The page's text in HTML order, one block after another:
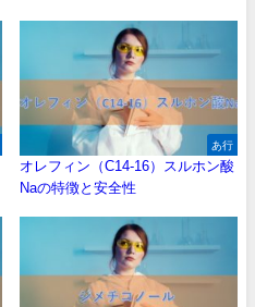
あ行
オレフィン（C14-16）スルホン酸
Naの特徴と安全性